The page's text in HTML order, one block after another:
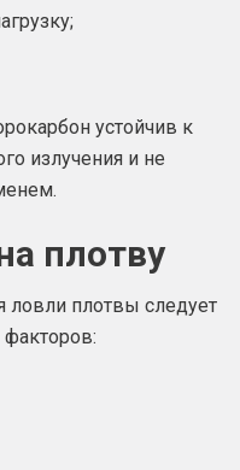
устойчив к
излучения и не
плотву
ловли плотвы следует
факторов: